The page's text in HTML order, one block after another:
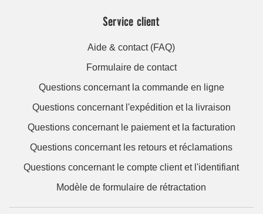
Service client
Aide & contact (FAQ)
Formulaire de contact
Questions concernant la commande en ligne
Questions concernant l'expédition et la livraison
Questions concernant le paiement et la facturation
Questions concernant les retours et réclamations
Questions concernant le compte client et l'identifiant
Modèle de formulaire de rétractation